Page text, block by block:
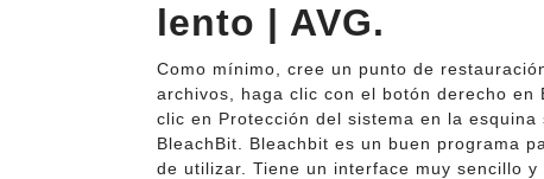
lento | AVG.
Como mínimo, cree un punto de
archivos, haga clic con el botón derecho en
clic en Protección del sistema en la
BleachBit. Bleachbit es un buen programa
de utilizar. Tiene un interface muy sencillo